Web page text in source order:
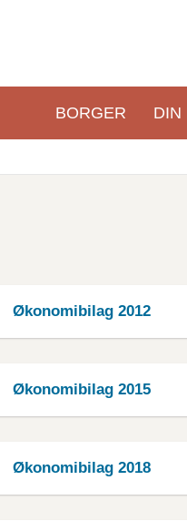
Primær
BORGER DIN
Økonomibilag 2012
Økonomibilag 2015
Økonomibilag 2018